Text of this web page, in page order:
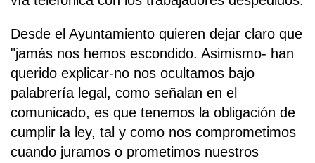
Desde el Ayuntamiento quieren dejar claro que
"jamás nos hemos escondido. Asimismo- han
querido explicar-no nos ocultamos bajo
palabrería legal, como señalan en el
comunicado, es que tenemos la obligación de
cumplir la ley, tal y como nos comprometimos
cuando juramos o prometimos nuestros